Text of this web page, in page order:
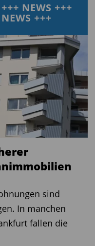
NEWS +++
+++
sind
In manchen
fallen die